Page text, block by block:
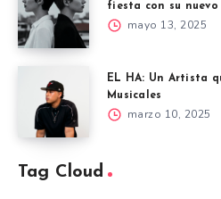
fiesta con su nuevo
mayo 13, 2025
EL HA: Un Artista
Musicales
marzo 10, 2025
Tag Cloud